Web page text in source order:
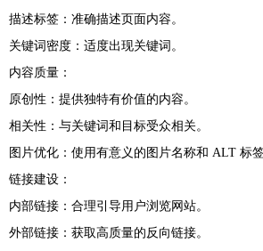
描述标签：准确描述页面内容。
关键词密度：适度出现关键词。
内容质量：
原创性：提供独特有价值的内容。
相关性：与关键词和目标受众相关。
图片优化：使用有意义的图片名称和 ALT 标签
链接建设：
内部链接：合理引导用户浏览网站。
外部链接：获取高质量的反向链接。